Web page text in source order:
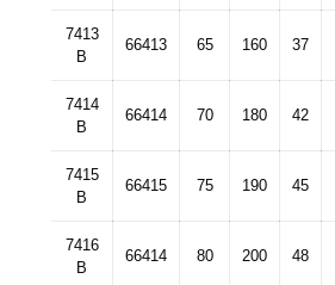
7413
B
66413 65 160 37
7414
B
66414 70 180 42
7415
B
66415 75 190 45
7416
B
66414 80 200 48